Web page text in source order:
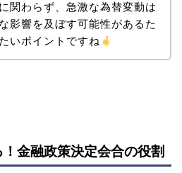
関わらず、急激な為替変動は
影響を及ぼす可能性があるた
いポイントですね
金融政策決定会合の役割